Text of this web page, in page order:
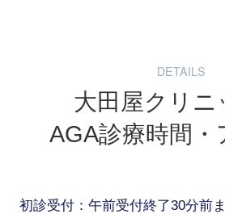
DETAILS
大田屋クリニ
AGA診療時間・
初診受付：午前受付終了30分前